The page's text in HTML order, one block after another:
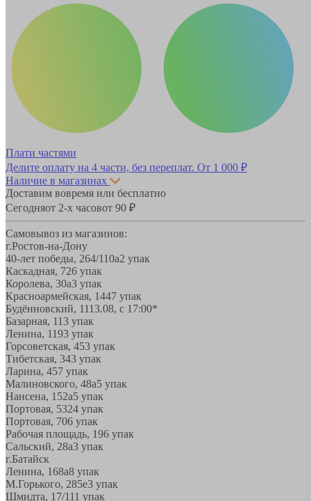
Плати частями
Делите оплату на 4 части, без переплат. От 1 000 ₽
Наличие в магазинах
Доставим вовремя или бесплатно
Сегодняот 2-х часовот 90 ₽
Самовывоз из магазинов:
г.Ростов-на-Дону
40-лет победы, 264/110а2 упак
Каскадная, 726 упак
Королева, 30а3 упак
Красноармейская, 1447 упак
Будённовский, 1113.08, с 17:00*
Базарная, 113 упак
Ленина, 1193 упак
Горсоветская, 453 упак
Тибетская, 343 упак
Ларина, 457 упак
Малиновского, 48а5 упак
Нансена, 152а5 упак
Портовая, 5324 упак
Портовая, 706 упак
Рабочая площадь, 196 упак
Сальский, 28a3 упак
г.Батайск
Ленина, 168а8 упак
М.Горького, 285е3 упак
Шмидта, 17/111 упак